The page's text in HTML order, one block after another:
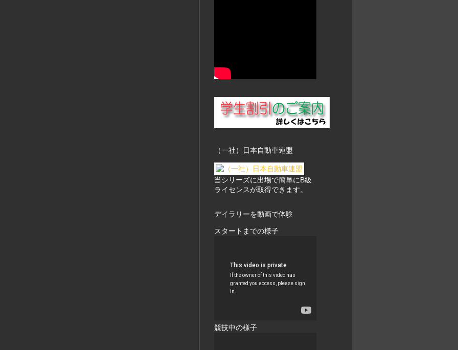
（一社）日本自動車連盟
当シリーズに出場で簡単にB級
ライセンスが取得できます。
デイラリーを動画で体験
スタートまでの様子
競技中の様子